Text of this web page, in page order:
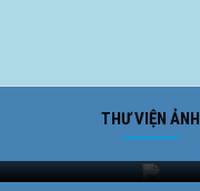
THƯ VIỆN ẢNH